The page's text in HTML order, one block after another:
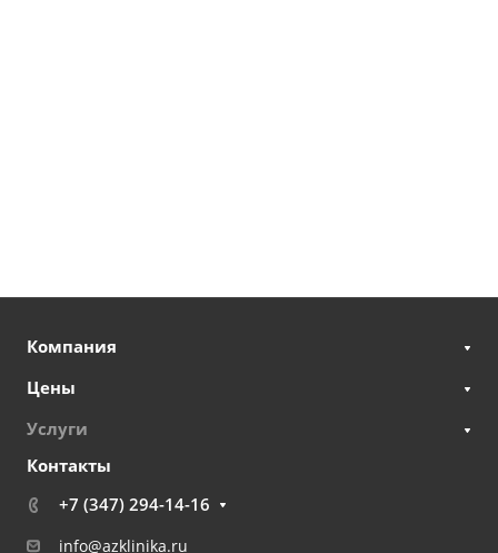
Компания
Цены
Услуги
Контакты
+7 (347) 294-14-16
info@azklinika.ru